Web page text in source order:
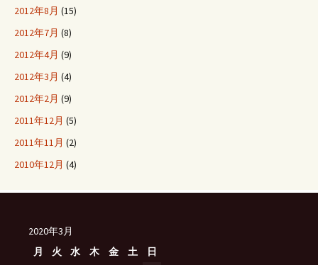
2012年8月 (15)
2012年7月 (8)
2012年4月 (9)
2012年3月 (4)
2012年2月 (9)
2011年12月 (5)
2011年11月 (2)
2010年12月 (4)
2020年3月
月
火 水 木 金 土
日